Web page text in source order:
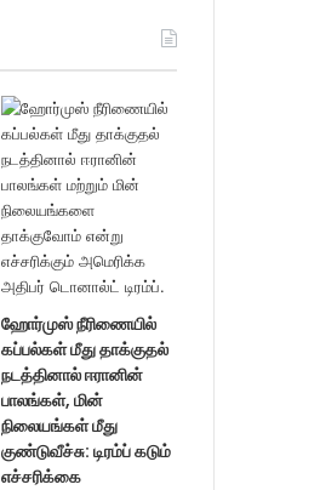
ஹோர்முஸ் நீரிணையில்
கப்பல்கள் மீது தாக்குதல்
நடத்தினால் ஈரானின்
பாலங்கள், மின்
நிலையங்கள் மீது
குண்டுவீச்சு: டிரம்ப் கடும்
எச்சரிக்கை